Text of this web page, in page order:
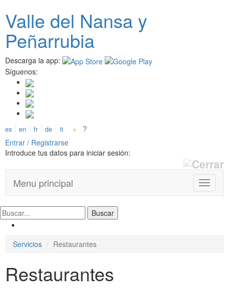
contenido
principal
Valle del Nansay
Peñarrubia
Descarga la app:
Síguenos:
es en fr de it +
?
Entrar / Registrarse
Introduce tus datos para iniciar sesión:
T
o
Menu principal
Servicios Restaurantes
Restaurantes